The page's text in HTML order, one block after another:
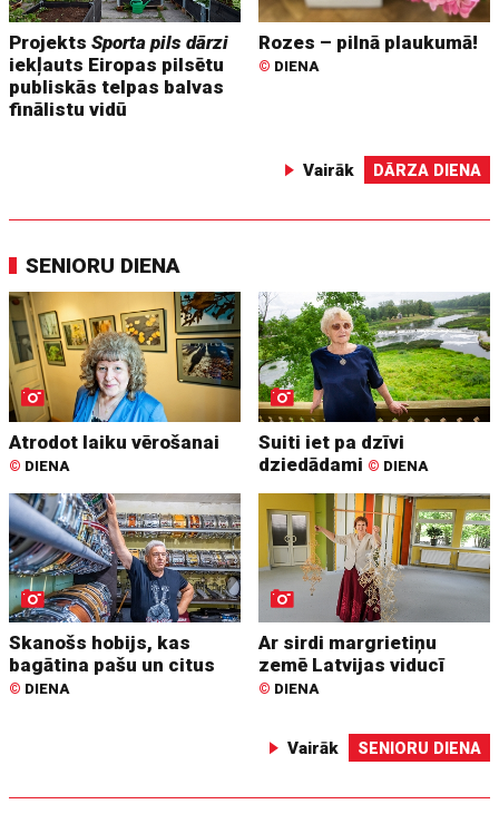
ProjektsSporta pils dārzi
iekļauts Eiropas pilsētu
publiskās telpas balvas
finālistu vidū
Rozes – pilnā plaukumā!
© DIENA
Vairāk DĀRZA DIENA
SENIORU DIENA
Atrodot laiku vērošanai
© DIENA
Suiti iet pa dzīvi
dziedādami © DIENA
Skanošs hobijs, kas
bagātina pašu un citus
© DIENA
Ar sirdi margrietiņu
zemē Latvijas viducī
© DIENA
Vairāk SENIORU DIENA